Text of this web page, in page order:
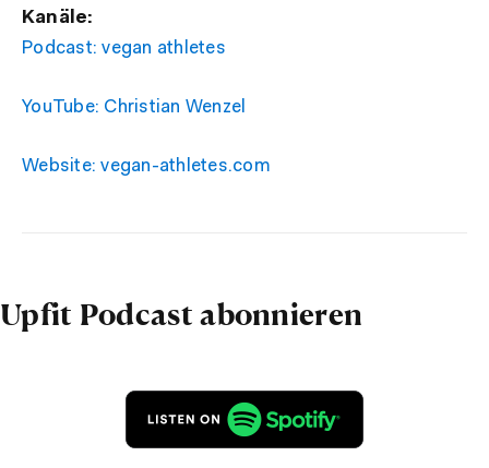
Kanäle:
Podcast: vegan athletes
YouTube: Christian Wenzel
Website: vegan-athletes.com
Upfit Podcast abonnieren